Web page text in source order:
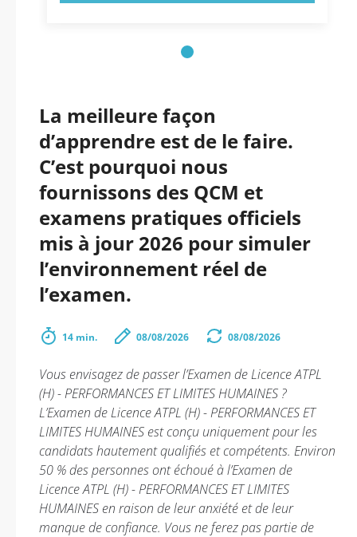
La meilleure façon
d’apprendre est de le faire.
C’est pourquoi nous
fournissons des QCM et
examens pratiques officiels
mis à jour 2026 pour simuler
l’environnement réel de
l’examen.
14 min. 08/08/2026 08/08/2026
Vous envisagez de passer l’Examen de Licence ATPL
(H) - PERFORMANCES ET LIMITES HUMAINES ?
L’Examen de Licence ATPL (H) - PERFORMANCES ET
LIMITES HUMAINES est conçu uniquement pour les
candidats hautement qualifiés et compétents. Environ
50 % des personnes ont échoué à l’Examen de
Licence ATPL (H) - PERFORMANCES ET LIMITES
HUMAINES en raison de leur anxiété et de leur
manque de confiance. Vous ne ferez pas partie de